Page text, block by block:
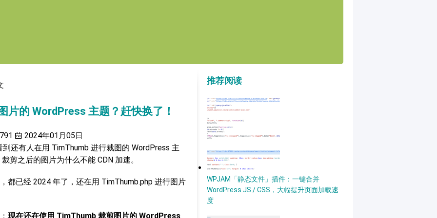
片的 WordPress 主题？赶快换了！
2024年01月05日
还有人在用 TimThumb 进行裁图的 WordPress 主
剪之后的图片为什么不能 CDN 加速。
都已经 2024 年了，还在用 TimThumb.php 进行图片
现在还在使用 TimThumb 裁剪图片的 WordPress
推荐阅读
WPJAM「静态文件」插件：一键合并
WordPress JS / CSS，大幅提升页面加载速
度